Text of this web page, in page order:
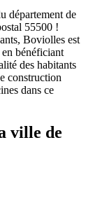
département de
55500 !
Boviolles est
bénéficiant
des habitants
construction
dans ce
ville de